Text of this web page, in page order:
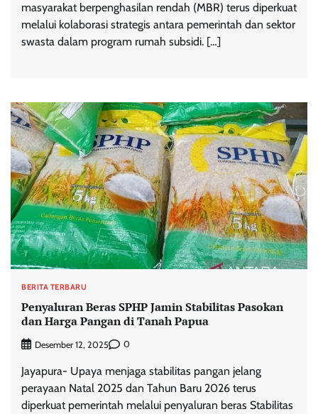
masyarakat berpenghasilan rendah (MBR) terus diperkuat
melalui kolaborasi strategis antara pemerintah dan sektor
swasta dalam program rumah subsidi. […]
BERITA TERBARU
Penyaluran Beras SPHP Jamin Stabilitas Pasokan
dan Harga Pangan di Tanah Papua
Desember 12, 2025 0
Jayapura- Upaya menjaga stabilitas pangan jelang
perayaan Natal 2025 dan Tahun Baru 2026 terus
diperkuat pemerintah melalui penyaluran beras Stabilitas